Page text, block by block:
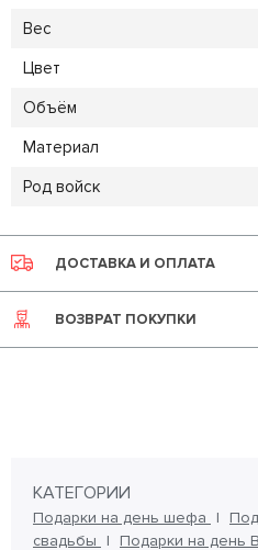
Вес
Цвет
Объём
Материал
Род войск
ДОСТАВКА И ОПЛАТА
ВОЗВРАТ ПОКУПКИ
КАТЕГОРИИ
Подарки на день шефа
свадьбы
Подарки на день